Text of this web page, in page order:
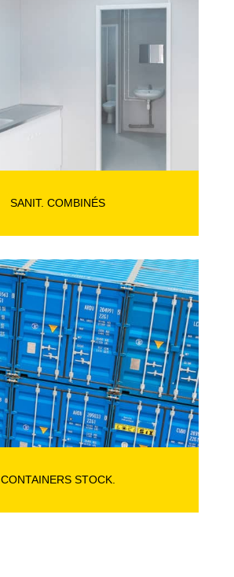
SANIT. COMBINÉS
CONTAINERS STOCK.